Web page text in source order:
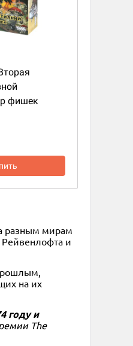
фишек
разным мирам
Рейвенлофта и
на их
году и
The